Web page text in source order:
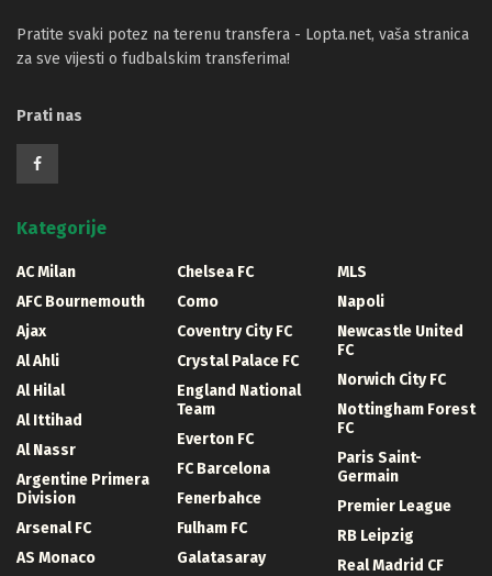
Pratite svaki potez na terenu transfera - Lopta.net, vaša stranica
za sve vijesti o fudbalskim transferima!
Prati nas
Kategorije
AC Milan
AFC Bournemouth
Ajax
Al Ahli
Al Hilal
Al Ittihad
Al Nassr
Argentine Primera
Division
Arsenal FC
AS Monaco
Chelsea FC
Como
Coventry City FC
Crystal Palace FC
England National
Team
Everton FC
FC Barcelona
Fenerbahce
Fulham FC
Galatasaray
MLS
Napoli
Newcastle United
FC
Norwich City FC
Nottingham Forest
FC
Paris Saint-
Germain
Premier League
RB Leipzig
Real Madrid CF